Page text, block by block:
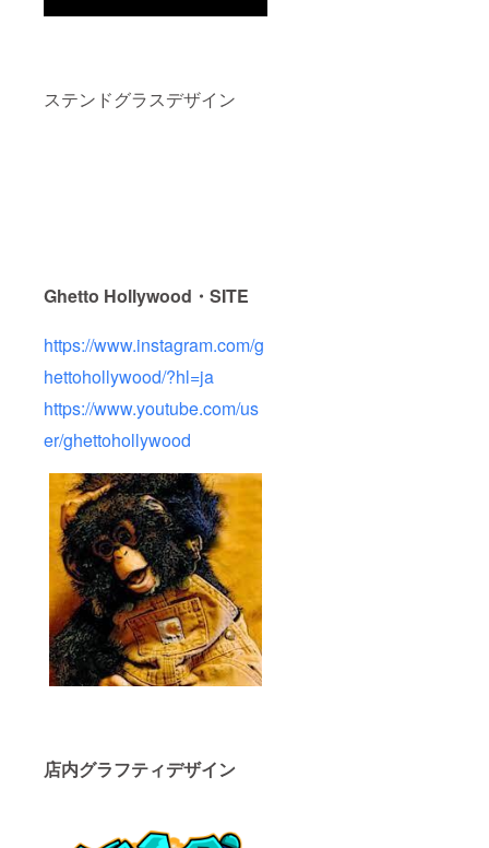
ステンドグラスデザイン
Ghetto Hollywood・SITE
https://www.instagram.com/g
hettohollywood/?hl=ja
https://www.youtube.com/us
er/ghettohollywood
店内グラフティデザイン